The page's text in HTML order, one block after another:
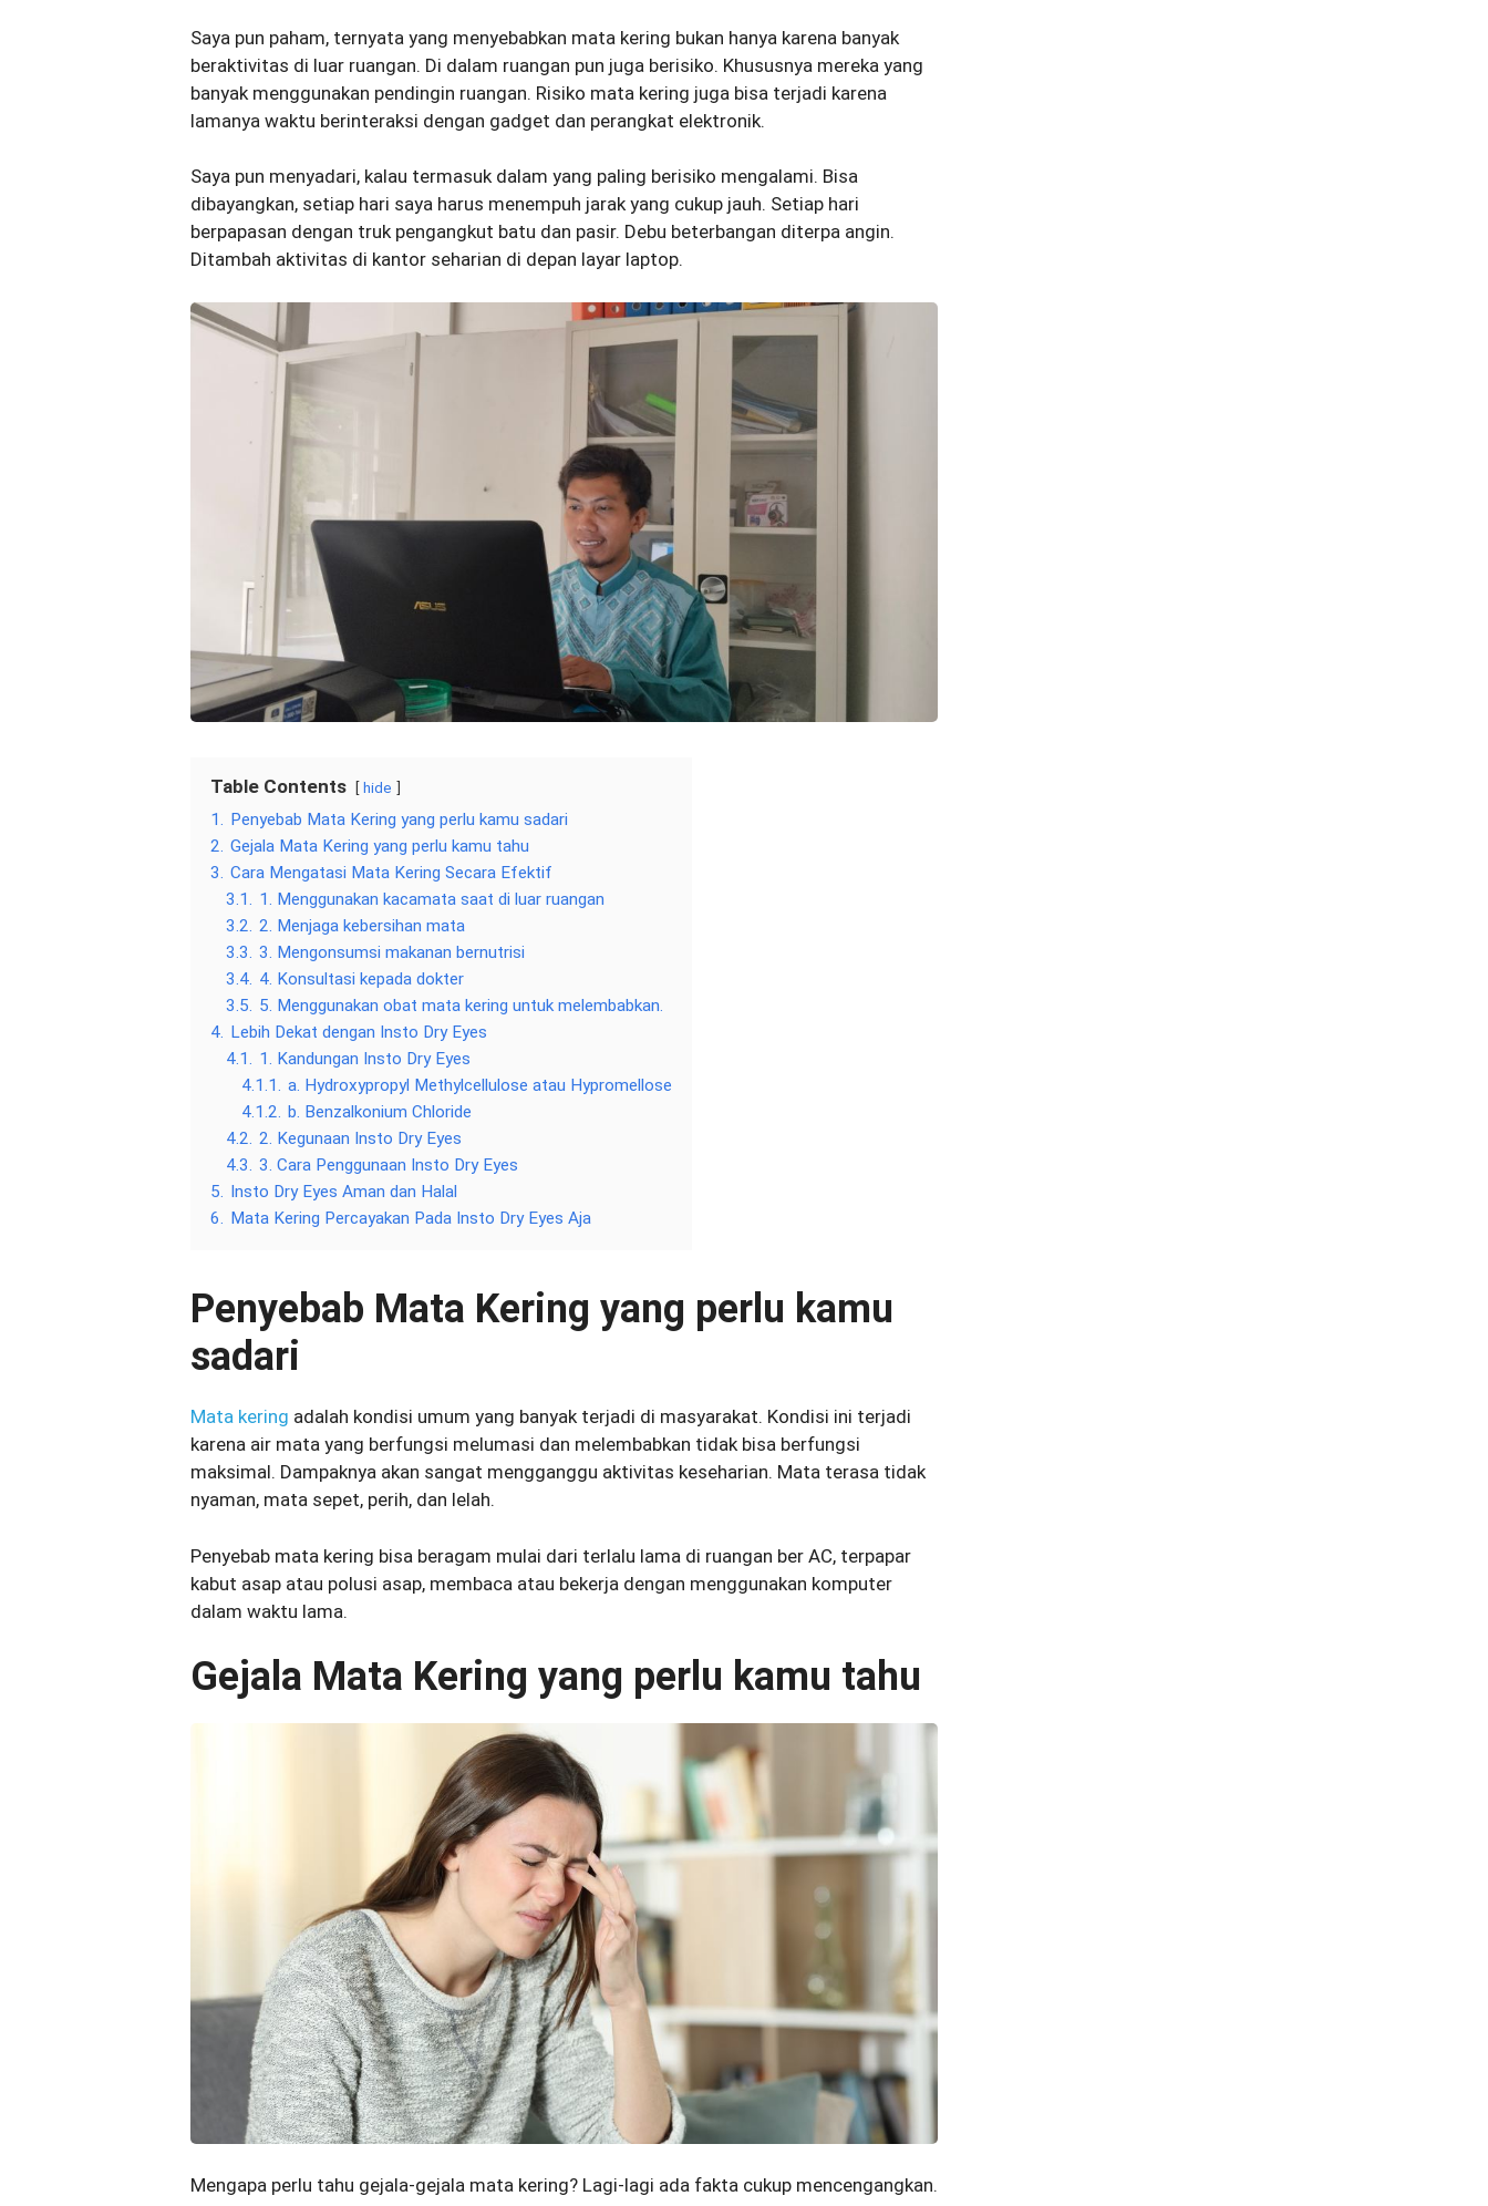
Saya pun paham, ternyata yang menyebabkan mata kering bukan hanya karena banyak
beraktivitas di luar ruangan. Di dalam ruangan pun juga berisiko. Khususnya mereka yang
banyak menggunakan pendingin ruangan. Risiko mata kering juga bisa terjadi karena
lamanya waktu berinteraksi dengan gadget dan perangkat elektronik.
Saya pun menyadari, kalau termasuk dalam yang paling berisiko mengalami. Bisa
dibayangkan, setiap hari saya harus menempuh jarak yang cukup jauh. Setiap hari
berpapasan dengan truk pengangkut batu dan pasir. Debu beterbangan diterpa angin.
Ditambah aktivitas di kantor seharian di depan layar laptop.
Table Contents hide
1. Penyebab Mata Kering yang perlu kamu sadari
2. Gejala Mata Kering yang perlu kamu tahu
3. Cara Mengatasi Mata Kering Secara Efektif
3.1. 1. Menggunakan kacamata saat di luar ruangan
3.2. 2. Menjaga kebersihan mata
3.3. 3. Mengonsumsi makanan bernutrisi
3.4. 4. Konsultasi kepada dokter
3.5. 5. Menggunakan obat mata kering untuk melembabkan.
4. Lebih Dekat dengan Insto Dry Eyes
4.1. 1. Kandungan Insto Dry Eyes
4.1.1. a. Hydroxypropyl Methylcellulose atau Hypromellose
4.1.2. b. Benzalkonium Chloride
4.2. 2. Kegunaan Insto Dry Eyes
4.3. 3. Cara Penggunaan Insto Dry Eyes
5.
Insto Dry Eyes Aman dan Halal
6. Mata Kering Percayakan Pada Insto Dry Eyes Aja
Penyebab Mata Kering yang perlu kamu
sadari
Mata kering adalah kondisi umum yang banyak terjadi di masyarakat. Kondisi ini terjadi
karena air mata yang berfungsi melumasi dan melembabkan tidak bisa berfungsi
maksimal. Dampaknya akan sangat mengganggu aktivitas keseharian. Mata terasa tidak
nyaman, mata sepet, perih, dan lelah.
Penyebab mata kering bisa beragam mulai dari terlalu lama di ruangan ber AC, terpapar
kabut asap atau polusi asap, membaca atau bekerja dengan menggunakan komputer
dalam waktu lama.
Gejala Mata Kering yang perlu kamu tahu
Mengapa perlu tahu gejala-gejala mata kering? Lagi-lagi ada fakta cukup mencengangkan.